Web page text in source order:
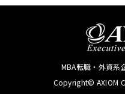
MBA転職・外資系
Copyright© AXIOM